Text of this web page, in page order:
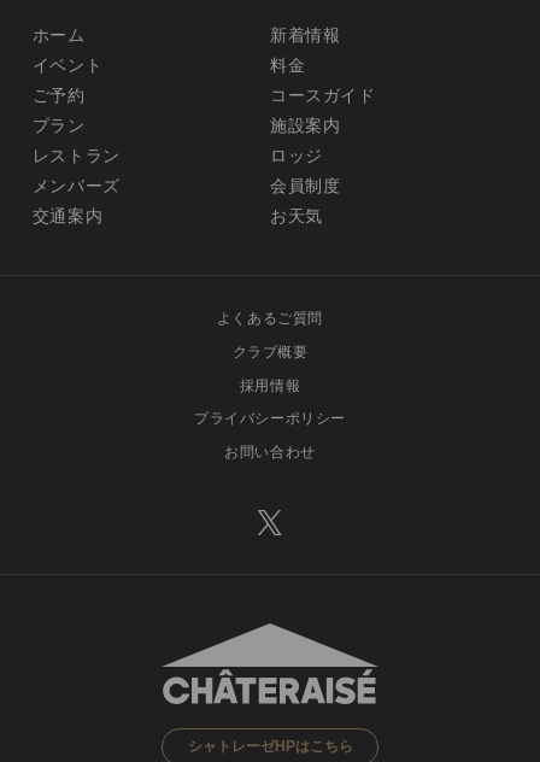
ホーム
新着情報
イベント
料金
ご予約
コースガイド
プラン
施設案内
レストラン
ロッジ
メンバーズ
会員制度
交通案内
お天気
よくあるご質問
クラブ概要
採用情報
プライバシーポリシー
お問い合わせ
シャトレーゼHPはこちら